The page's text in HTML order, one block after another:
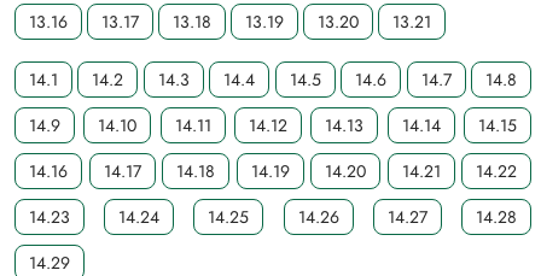
13.16
13.17 13.18 13.19 13.20 13.21
14.1 14.2 14.3 14.4 14.5 14.6 14.7
14.8
14.9
14.10 14.11 14.12 14.13 14.14
14.15
14.16
14.17 14.18 14.19 14.20 14.21
14.22
14.23
14.24 14.25 14.26 14.27
14.28
14.29